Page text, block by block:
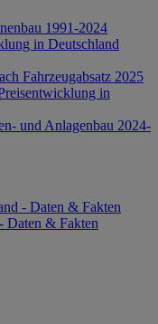
1991-2024
in Deutschland
Fahrzeugabsatz 2025
in
und Anlagenbau 2024-
- Daten & Fakten
Daten & Fakten